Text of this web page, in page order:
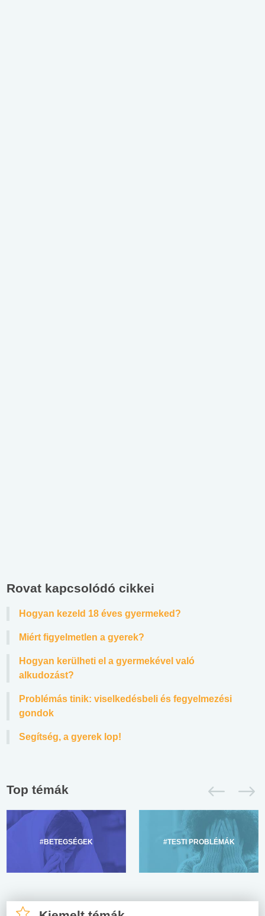
Rovat kapcsolódó cikkei
Hogyan kezeld 18 éves gyermeked?
Miért figyelmetlen a gyerek?
Hogyan kerülheti el a gyermekével való
alkudozást?
Problémás tinik: viselkedésbeli és fegyelmezési
gondok
Segítség, a gyerek lop!
Top témák
#BETEGSÉGEK #TESTI PROBLÉMÁK